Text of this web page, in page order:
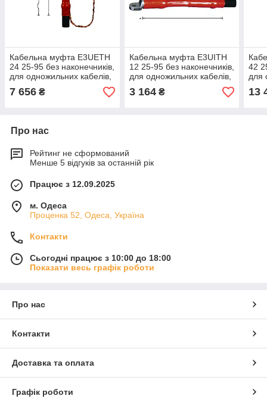
Кабельна муфта E3UETH
24 25-95 без наконечників,
для одножильних кабелів,
номінальне напруження
24 кВ
7 656 ₴
Кабельна муфта E3UITH
12 25-95 без наконечників,
для одножильних кабелів,
25-95 мм²
3 164₴
42
для
13
Про нас
Рейтинг не сформований
Менше 5 відгуків за останній рік
Працює з 12.09.2025
м. Одеса
Проценка 52, Одеса, Україна
Контакти
Сьогодні працює з 10:00 до 18:00
Показати весь графік роботи
Про нас
Контакти
Доставка та оплата
Графік роботи